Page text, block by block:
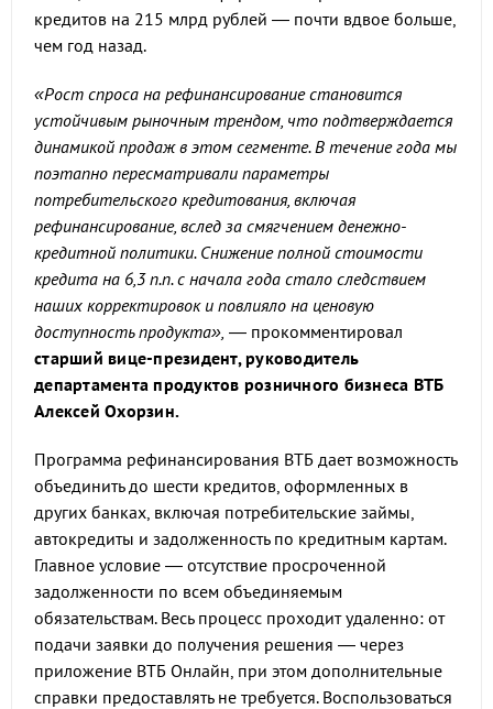
кредитов на 215 млрд рублей — почти вдвое больше,
чем год назад.
«Рост спроса на рефинансирование становится
устойчивым рыночным трендом, что подтверждается
динамикой продаж в этом сегменте. В течение года мы
поэтапно пересматривали параметры
потребительского кредитования, включая
рефинансирование, вслед за смягчением денежно-
кредитной политики. Снижение полной стоимости
кредита на 6,3 п.п. с начала года стало следствием
наших корректировок и повлияло на ценовую
доступность продукта», — прокомментировал
старший вице-президент, руководитель
департамента продуктов розничного бизнеса ВТБ
Алексей Охорзин.
Программа рефинансирования ВТБ дает возможность
объединить до шести кредитов, оформленных в
других банках, включая потребительские займы,
автокредиты и задолженность по кредитным картам.
Главное условие — отсутствие просроченной
задолженности по всем объединяемым
обязательствам. Весь процесс проходит удаленно: от
подачи заявки до получения решения — через
приложение ВТБ Онлайн, при этом дополнительные
справки предоставлять не требуется. Воспользоваться